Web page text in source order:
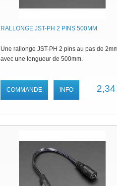
RALLONGE JST-PH 2 PINS 500MM
Une rallonge JST-PH 2 pins au pas de
avec une longueur de 500mm.
COMMANDE INFO